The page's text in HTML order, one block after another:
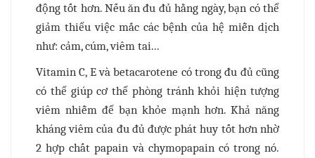
động tốt hơn. Nếu ăn đu đủ hằng ngày, bạn có thể
giảm thiểu việc mắc các bệnh của hệ miễn dịch
như: cảm, cúm, viêm tai...
Vitamin C, E và betacarotene có trong đu đủ cũng
có thể giúp cơ thể phòng tránh khỏi hiện tượng
viêm nhiễm để bạn khỏe mạnh hơn. Khả năng
kháng viêm của đu đủ được phát huy tốt hơn nhờ
2 hợp chất papain và chymopapain có trong nó.